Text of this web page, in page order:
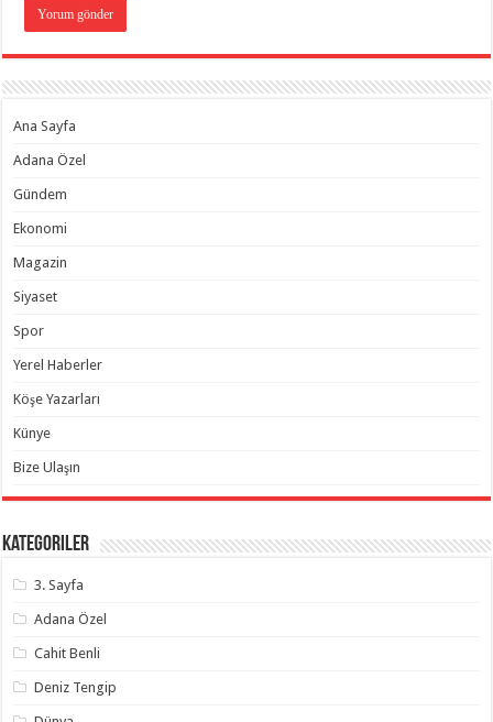
Ana Sayfa
Adana Özel
Gündem
Ekonomi
Magazin
Siyaset
Spor
Yerel Haberler
Köşe Yazarları
Künye
Bize Ulaşın
Kategoriler
3. Sayfa
Adana Özel
Cahit Benli
Deniz Tengip